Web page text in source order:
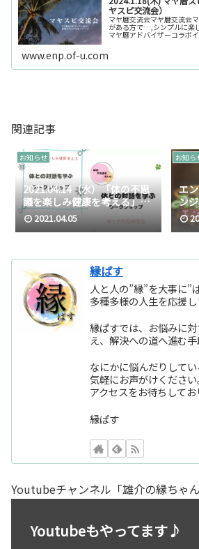
ヤスピ交流会）
マヤ暦交流会マヤ暦交流会
がある方で…,シンプルに楽
マヤ暦アドバイザーコラボ
www.enp.of-u.com
関連記事
お知らせ
2021.04.14（水）「体の不思
議を楽しみ健康を考える」体
との対話を学ぶワークショッ
プ
2021.04.05
お知ら
エ
ン
縁ぱす
人と人の”縁”を大事に”
多種多様の人生を応援し
縁ぱすでは、お悩みに
え、解決への道へ進む手
なにかに悩んだりして
気軽にお声がけくださ
アクセスをお待ちしてお
縁ぱす
Youtubeチャンネル「雄介の縁ちゃん
Youtubeもやってます♪